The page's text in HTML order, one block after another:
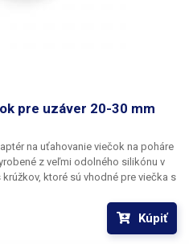
pre uzáver 20-30 mm
na uťahovanie viečok na poháre
z veľmi odolného silikónu v
ktoré sú vhodné pre viečka s
Kúpiť